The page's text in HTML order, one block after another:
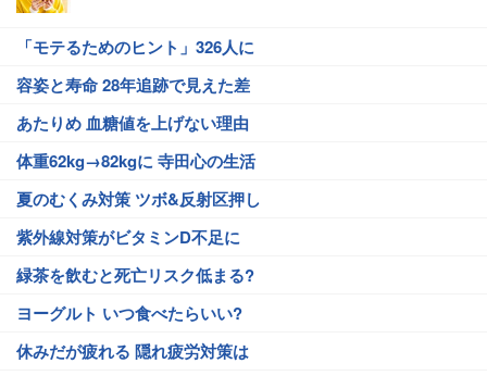
「モテるためのヒント」326人に
容姿と寿命 28年追跡で見えた差
あたりめ 血糖値を上げない理由
体重62kg→82kgに 寺田心の生活
夏のむくみ対策 ツボ&反射区押し
紫外線対策がビタミンD不足に
緑茶を飲むと死亡リスク低まる?
ヨーグルト いつ食べたらいい?
休みだが疲れる 隠れ疲労対策は